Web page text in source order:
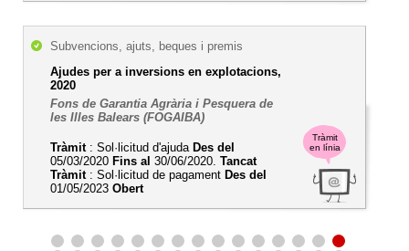
Tràmit
en línia
Subvencions, ajuts, beques i premis
Ajudes per a inversions en explotacions,
2020
Fons de Garantia Agrària i Pesquera de
les Illes Balears (FOGAIBA)
Tràmit: Sol·licitud d'ajuda Des del
05/03/2020 Fins al 30/06/2020. Tancat
Tràmit: Sol·licitud de pagament Des del
01/05/2023 Obert